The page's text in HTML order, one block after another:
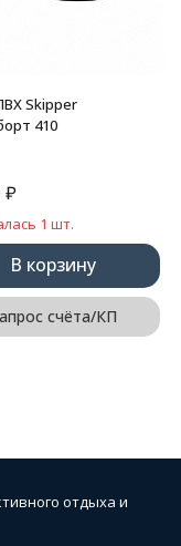
Skipper
410
₽
1 шт.
В корзину
счёта/КП
отдыха и